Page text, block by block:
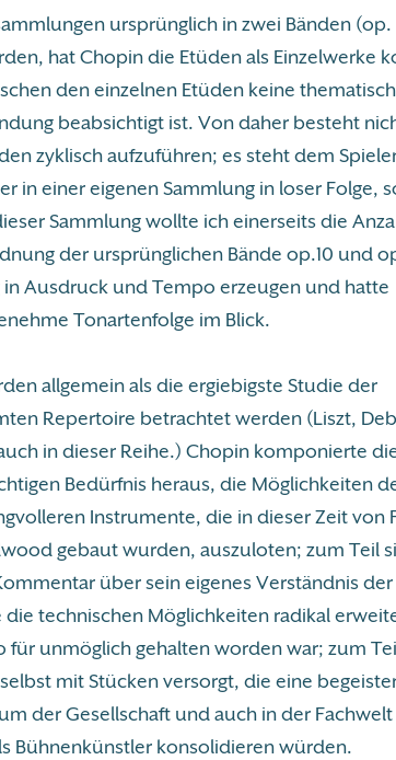
ursprünglich in zwei Bänden (op.
hat Chopin die Etüden als Einzelwerke
den einzelnen Etüden keine
beabsichtigt ist. Von daher besteht
zyklisch aufzuführen; es steht dem
in einer eigenen Sammlung in loser Folge,
Sammlung wollte ich einerseits die
der ursprünglichen Bände op.10 und
Ausdruck und Tempo erzeugen und hatte
Tonartenfolge im Blick.
allgemein als die ergiebigste Studie der
Repertoire betrachtet werden (Liszt,
in dieser Reihe.) Chopin komponierte
Bedürfnis heraus, die Möglichkeiten
Instrumente, die in dieser Zeit von
gebaut wurden, auszuloten; zum Teil
über sein eigenes Verständnis
die technischen Möglichkeiten radikal
für unmöglich gehalten worden war; zum
mit Stücken versorgt, die eine
der Gesellschaft und auch in der
Bühnenkünstler konsolidieren würden.